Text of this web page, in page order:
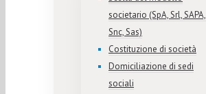
societario (SpA, Srl, SAPA,
Snc, Sas)
Costituzione di società
Domiciliazione di sedi
sociali